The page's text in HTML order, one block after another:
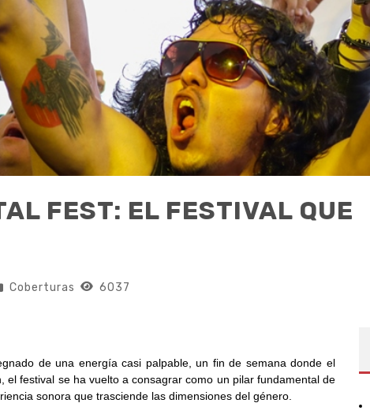
FEST: EL FESTIVAL QUE
Coberturas 6037
de una energía casi palpable, un fin de semana donde el
el festival se ha vuelto a consagrar como un pilar fundamental de
sonora que trasciende las dimensiones del género.